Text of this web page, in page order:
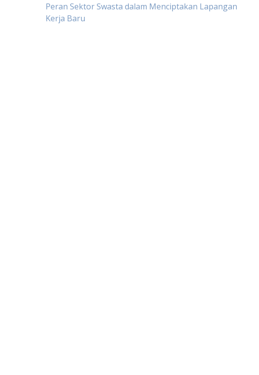
Post
Peran Sektor Swasta dalam Menciptakan Lapangan
Kerja Baru